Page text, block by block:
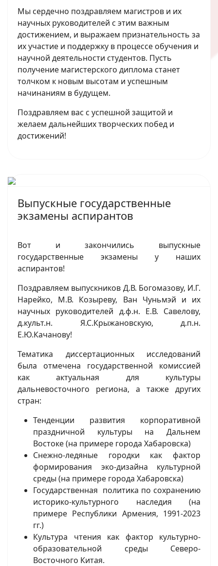
Мы сердечно поздравляем магистров и их
научных руководителей с этим важным
достижением, и выражаем признательность за
их участие и поддержку в процессе обучения и
научной деятельности студентов. Пусть
получение магистерского диплома станет
толчком к новым высотам и успешным
начинаниям в будущем.
Поздравляем вас с успешной защитой и
желаем дальнейших творческих побед и
достижений!
Выпускные государственные
экзамены аспирантов
Вот и закончились выпускные
государственные экзамены у наших
аспирантов!
Поздравляем выпускников Д.В. Богомазову, И.Г.
Нарейко, М.В. Козыреву, Ван Чуньмэй и их
научных руководителей д.ф.н. Е.В. Савелову,
д.культ.н. Я.С.Крыжановскую, д.п.н.
Е.Ю.Качанову!
Тематика диссертационных исследований
была отмечена государственной комиссией
как актуальная для культуры
дальневосточного региона, а также других
стран:
Тенденции развития корпоративной
праздничной культуры на Дальнем
Востоке (на примере города Хабаровска)
Снежно-ледяные городки как фактор
формирования эко-дизайна культурной
среды (на примере города Хабаровска)
Государственная политика по сохранению
историко-культурного наследия (на
примере Республики Армения, 1991-2023
гг.)
Культура чтения как фактор культурно-
образовательной среды Северо-
Восточного Китая.